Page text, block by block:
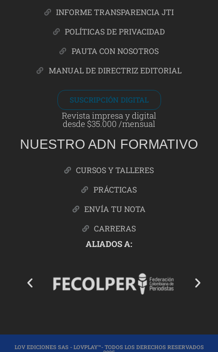
INFORME TRANSPARENCIA JTI
POLÍTICAS DE PRIVACIDAD
PAUTA CON NOSOTROS
MANUAL DE DIRECTRIZ EDITORIAL
SUSCRIPCIÓN DIGITAL
Revista impresa y digital
desde $35.000 /mensual
NUESTRO ADN FORMATIVO
CURSOS Y TALLERES
PRÁCTICAS
ENVÍA TU NOTA
CARRERAS
ALIADOS A:
LOV EDICIONES SAS - LOVPLAY™- TODOS LOS DERECHOS RESERVADOS